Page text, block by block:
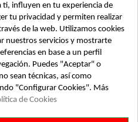
49349
395
100030114
ti, influyen en tu experiencia de
tu privacidad y permiten realizar
de la web. Utilizamos cookies
nuestros servicios y mostrarte
en base a un perfil
Puedes "Aceptar" o
sean técnicas, así como
"Configurar Cookies". Más
de Cookies